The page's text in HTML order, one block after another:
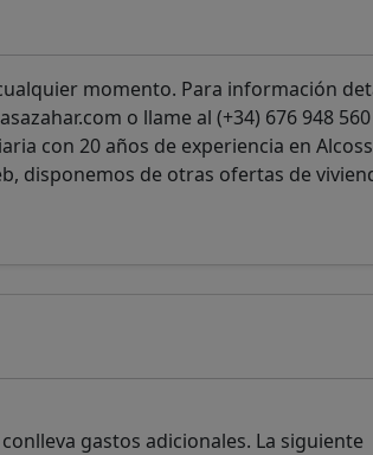
momento. Para información
o llame al (+34) 676 948
con 20 años de experiencia en
disponemos de otras ofertas de
gastos adicionales. La siguiente